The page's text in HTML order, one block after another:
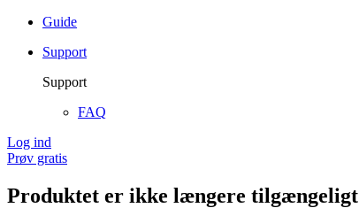
Guide
Support
Support
FAQ
Log ind
Prøv gratis
Produktet er ikke længere tilgængeligt